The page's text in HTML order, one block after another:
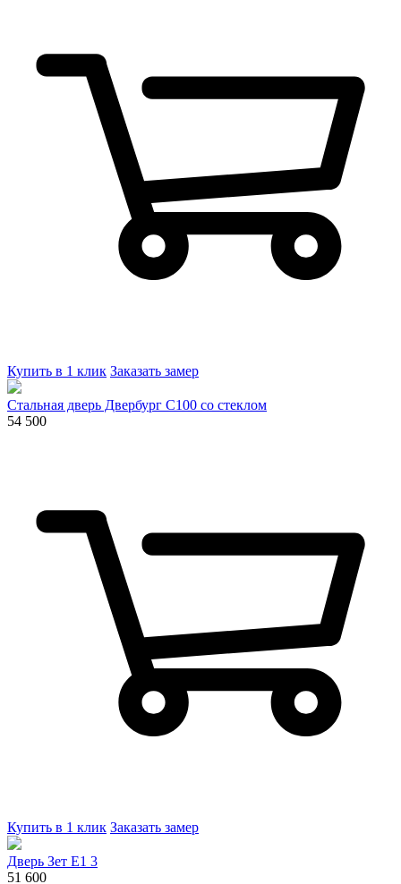
Купить в 1 клик Заказать замер
Стальная дверь Двербург С100 со стеклом
54 500
Купить в 1 клик Заказать замер
Дверь Зет E1 3
51 600